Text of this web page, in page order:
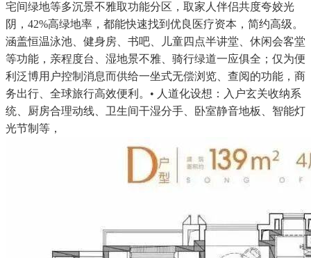
宅间绿地等多沉景不雅取功能分区，取家人伴侣共度夸姣光
阴，42%高绿地率，都能快速找到优良医疗资本，简约高级。
涵盖恒温泳池、健身房、书吧、儿童四点半讲堂、休闲会客堂
等功能，亲程度台、湿地景不雅、骑行绿道一应俱全；仅为便
利泛博用户控制消息而供给一坐式无偿浏览、查阅的功能，商
务出行、全球旅行高效便利。• 人道化设想：入户玄关收纳系
统、厨房合理动线、卫生间干湿分手、卧室静音地板、智能灯
光节制等，